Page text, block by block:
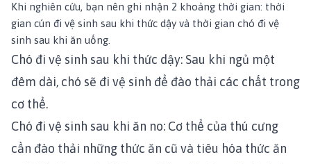
Khi nghiên cứu, bạn nên ghi nhận 2 khoảng thời gian: thời
gian cún đi vệ sinh sau khi thức dậy và thời gian chó đi vệ
sinh sau khi ăn uống.
Chó đi vệ sinh sau khi thức dậy: Sau khi ngủ một
đêm dài, chó sẽ đi vệ sinh để đào thải các chất trong
cơ thể.
Chó đi vệ sinh sau khi ăn no: Cơ thể của thú cưng
cần đào thải những thức ăn cũ và tiêu hóa thức ăn